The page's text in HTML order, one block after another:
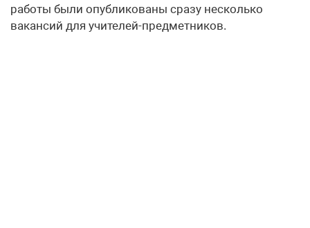
работы были опубликованы сразу несколько
вакансий для учителей-предметников.